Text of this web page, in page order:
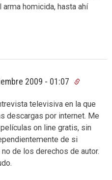
homicida, hasta ahí
2009 - 01:07
televisiva en la que
descargas por internet. Me
on line gratis, sin
de si
de los derechos de autor.